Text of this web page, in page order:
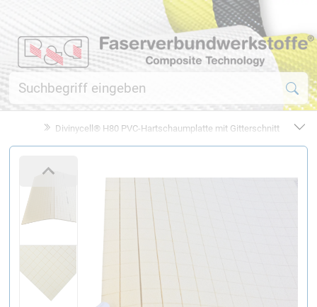
Divinycell® H80 PVC-Hartschaumplatte mit Gitterschnitt